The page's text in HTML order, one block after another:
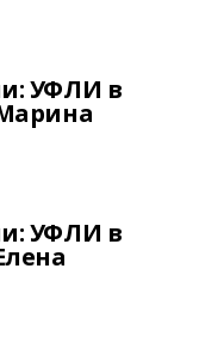
УФЛИ в
УФЛИ в